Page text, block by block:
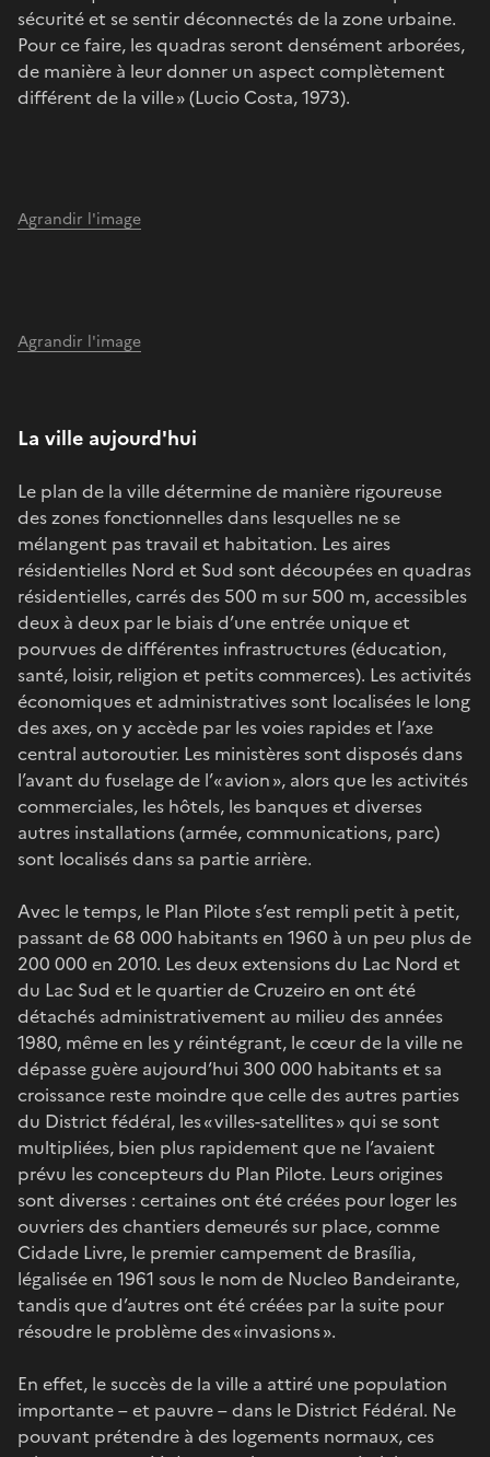
sécurité et se sentir déconnectés de la zone urbaine.
Pour ce faire, les quadras seront densément arborées,
de manière à leur donner un aspect complètement
différent de la ville » (Lucio Costa, 1973).
Agrandir l'image
Agrandir l'image
La ville aujourd'hui
Le plan de la ville détermine de manière rigoureuse
des zones fonctionnelles dans lesquelles ne se
mélangent pas travail et habitation. Les aires
résidentielles Nord et Sud sont découpées en quadras
résidentielles, carrés des 500 m sur 500 m, accessibles
deux à deux par le biais d’une entrée unique et
pourvues de différentes infrastructures (éducation,
santé, loisir, religion et petits commerces). Les activités
économiques et administratives sont localisées le long
des axes, on y accède par les voies rapides et l’axe
central autoroutier. Les ministères sont disposés dans
l’avant du fuselage de l’« avion », alors que les activités
commerciales, les hôtels, les banques et diverses
autres installations (armée, communications, parc)
sont localisés dans sa partie arrière.
Avec le temps, le Plan Pilote s’est rempli petit à petit,
passant de 68 000 habitants en 1960 à un peu plus de
200 000 en 2010. Les deux extensions du Lac Nord et
du Lac Sud et le quartier de Cruzeiro en ont été
détachés administrativement au milieu des années
1980, même en les y réintégrant, le cœur de la ville ne
dépasse guère aujourd’hui 300 000 habitants et sa
croissance reste moindre que celle des autres parties
du District fédéral, les « villes-satellites » qui se sont
multipliées, bien plus rapidement que ne l’avaient
prévu les concepteurs du Plan Pilote. Leurs origines
sont diverses : certaines ont été créées pour loger les
ouvriers des chantiers demeurés sur place, comme
Cidade Livre, le premier campement de Brasília,
légalisée en 1961 sous le nom de Nucleo Bandeirante,
tandis que d’autres ont été créées par la suite pour
résoudre le problème des « invasions ».
En effet, le succès de la ville a attiré une population
importante – et pauvre – dans le District Fédéral. Ne
pouvant prétendre à des logements normaux, ces